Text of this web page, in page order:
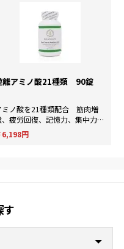
離アミノ酸21種類 90錠
ミノ酸を21種類配合 筋肉増
、疲労回復、記憶力、集中力、
断力など様々な用途に使用され
す。
6,198円
す